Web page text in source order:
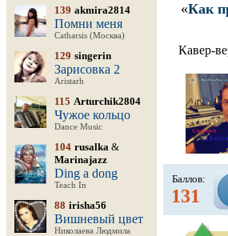
139 akmira2814
Помни меня
Catharsis (Москва)
129 singerin
Зарисовка 2
Aristarh
115 Arturchik2804
Чужое кольцо
Dance Music
104 rusalka &
Marinajazz
Ding a dong
Teach In
88 irisha56
Вишневый цвет
Николаева Людмила
«Как
Кавер-
Баллов:
131